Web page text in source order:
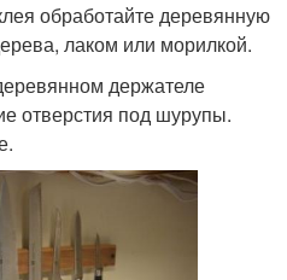
обработайте деревянную
лаком или морилкой.
держателе
отверстия под шурупы.